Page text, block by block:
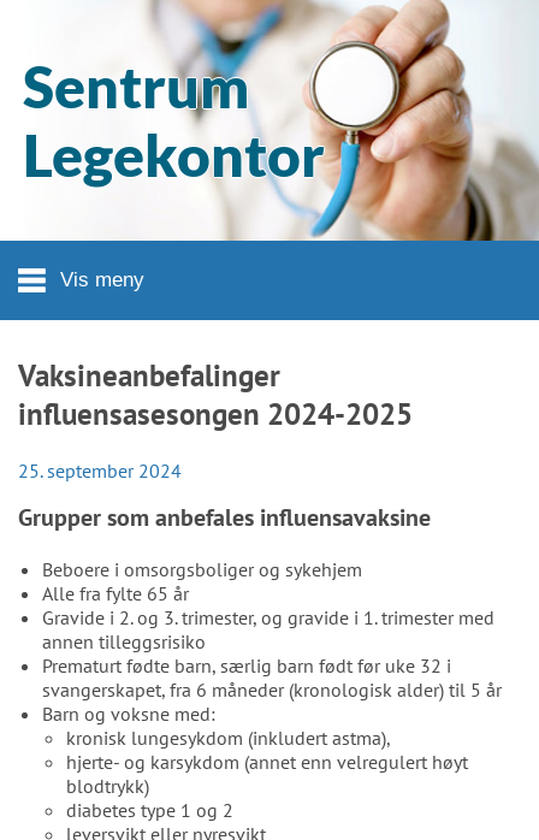
Hopp til hovedinnhold
Sentrum
Legekontor
Vis meny
Vaksineanbefalinger
influensasesongen 2024-2025
25. september 2024
Grupper som anbefales influensavaksine
Beboere i omsorgsboliger og sykehjem
Alle fra fylte 65 år
Gravide i 2. og 3. trimester, og gravide i 1. trimester med
annen tilleggsrisiko
Prematurt fødte barn, særlig barn født før uke 32 i
svangerskapet, fra 6 måneder (kronologisk alder) til 5 år
Barn og voksne med:
kronisk lungesykdom (inkludert astma),
hjerte- og karsykdom (annet enn velregulert høyt
blodtrykk)
diabetes type 1 og 2
leversvikt eller nyresvikt